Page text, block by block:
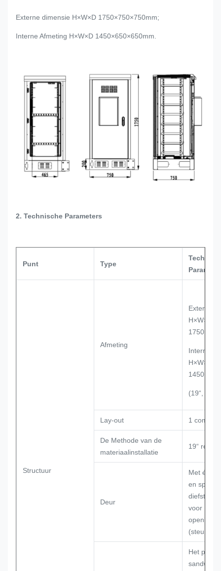
Externe dimensie H×W×D 1750×750×750mm;
Interne Afmeting H×W×D 1450×650×650mm.
2. Technische Parameters
Punt Type
Structuur
Afmeting
Externe
H×W×D
Interne
H×W×D
(19“, 32U)
Lay-out 1
De Methode van de
materiaalinstallatie
19“ rek
Deur
Met één
en
diefstal
voor
Het